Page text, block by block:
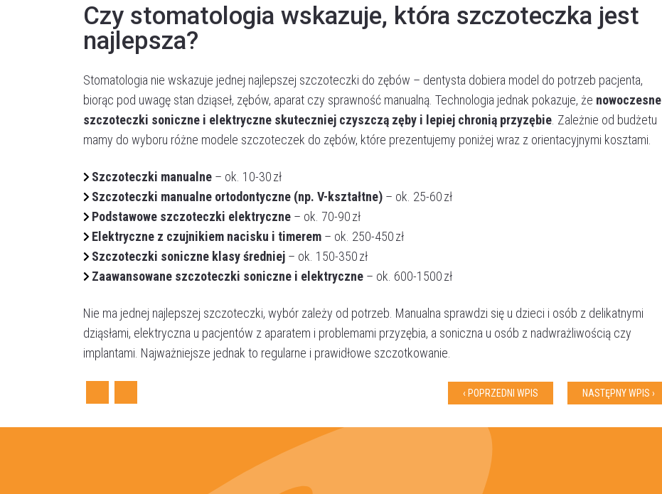
Czy stomatologia wskazuje, która szczoteczka jest
najlepsza?
Stomatologia nie wskazuje jednej najlepszej szczoteczki do zębów – dentysta dobiera model do potrzeb pacjenta,
biorąc pod uwagę stan dziąseł, zębów, aparat czy sprawność manualną. Technologia jednak pokazuje, że nowoczesne
szczoteczki soniczne i elektryczne skuteczniej czyszczą zęby i lepiej chronią przyzębie . Zależnie od budżetu
mamy do wyboru różne modele szczoteczek do zębów, które prezentujemy poniżej wraz z orientacyjnymi kosztami.
Szczoteczki manualne – ok. 10-30 zł
Szczoteczki manualne ortodontyczne (np. V-kształtne) – ok. 25-60 zł
Podstawowe szczoteczki elektryczne – ok. 70-90 zł
Elektryczne z czujnikiem nacisku i timerem – ok. 250-450 zł
Szczoteczki soniczne klasy średniej – ok. 150-350 zł
Zaawansowane szczoteczki soniczne i elektryczne – ok. 600-1500 zł
Nie ma jednej najlepszej szczoteczki, wybór zależy od potrzeb. Manualna sprawdzi się u dzieci i osób z delikatnymi
dziąsłami, elektryczna u pacjentów z aparatem i problemami przyzębia, a soniczna u osób z nadwrażliwością czy
implantami. Najważniejsze jednak to regularne i prawidłowe szczotkowanie.
‹ POPRZEDNI WPIS NASTĘPNY WPIS ›
WYŚLIJ WIADOMOŚĆ